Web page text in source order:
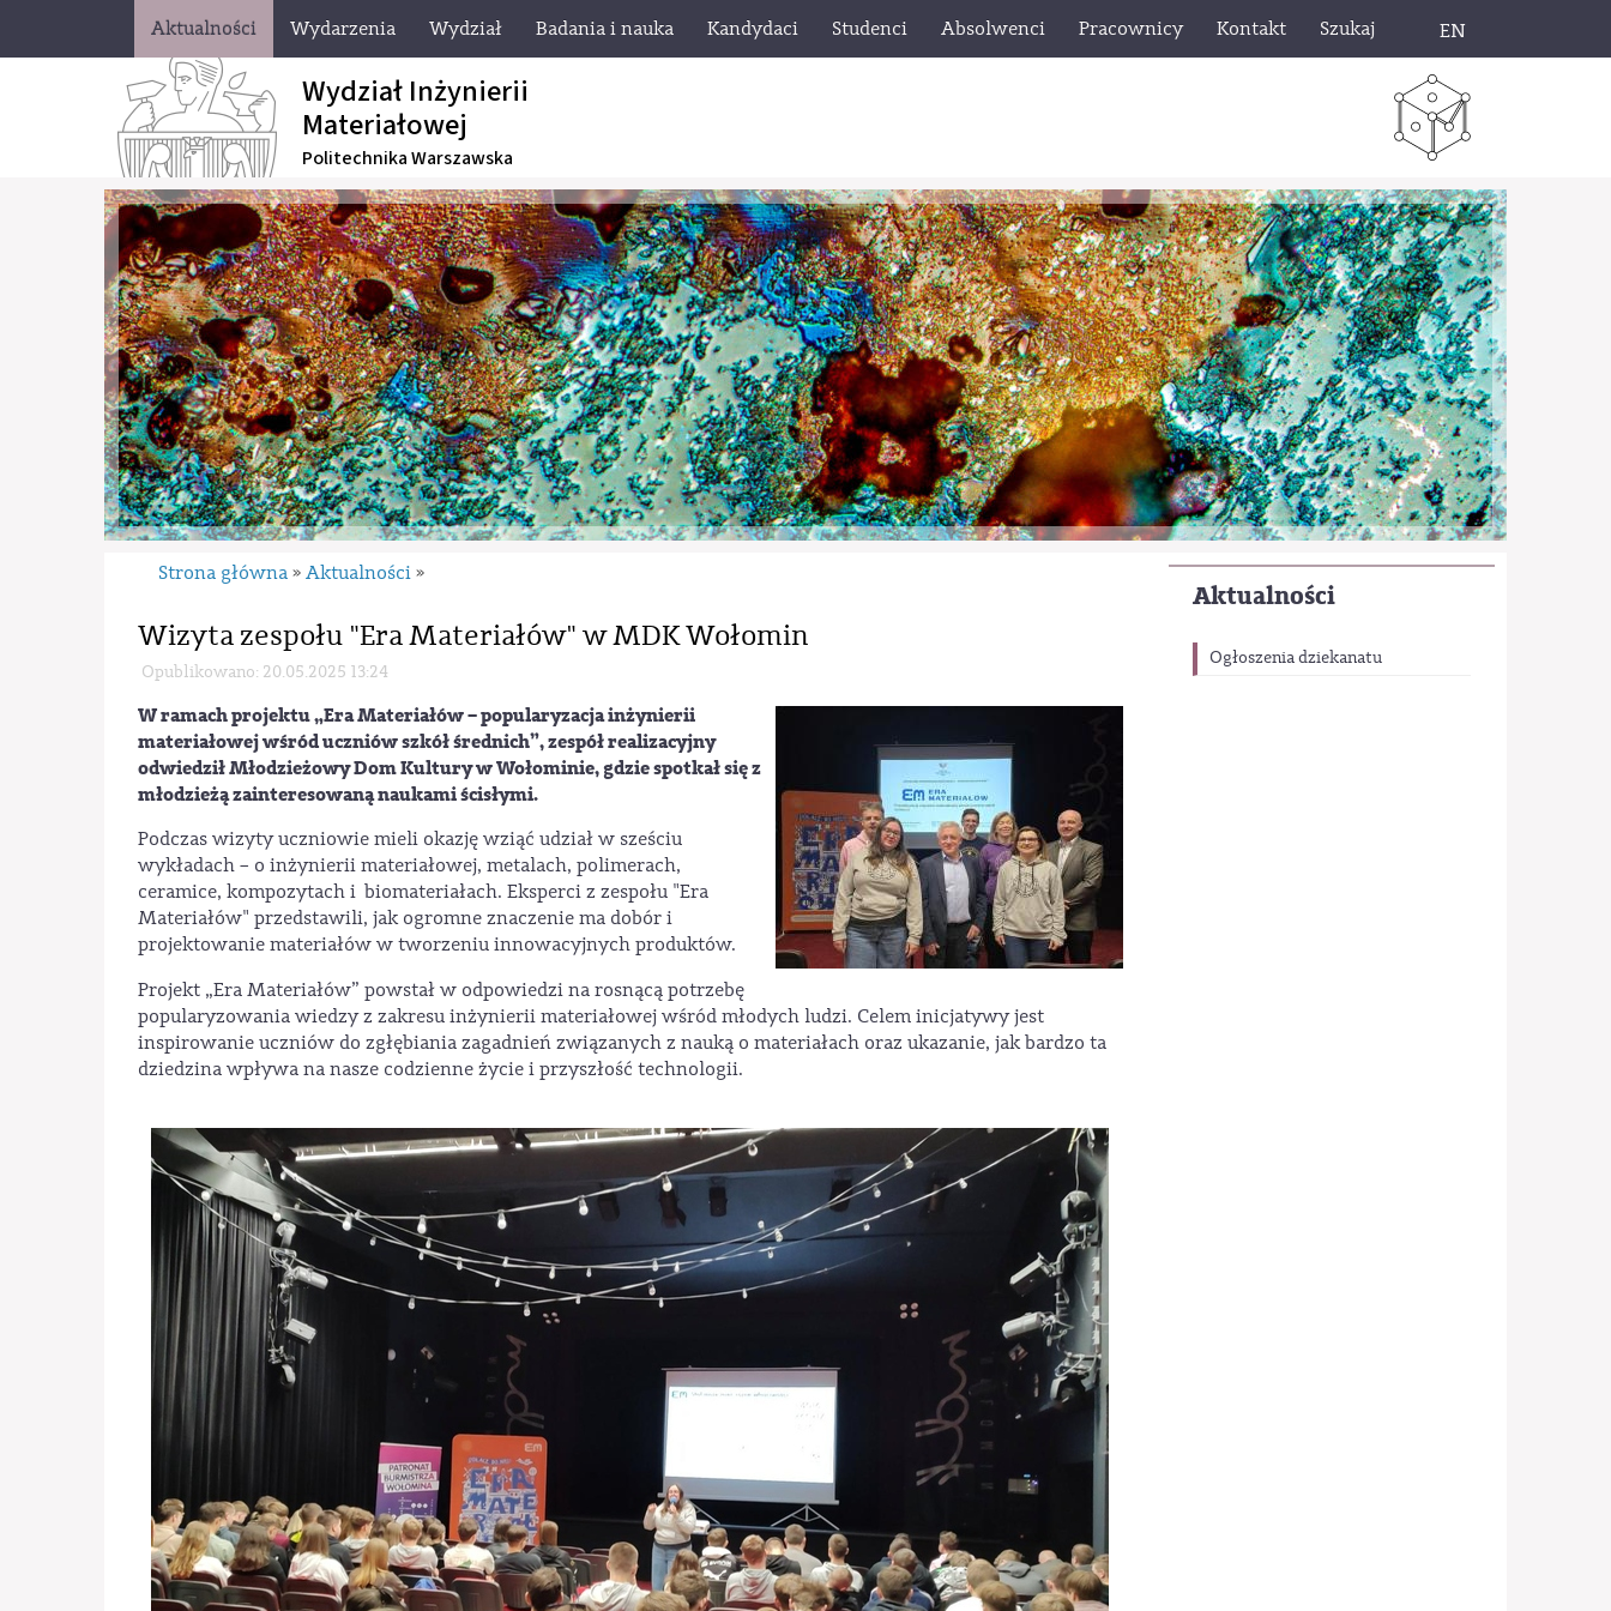
Aktualności Wydarzenia Wydział Badania i nauka Kandydaci Studenci Absolwenci Pracownicy Kontakt Szukaj EN
Wydział Inżynierii
Materiałowej
Politechnika Warszawska
Aktualności
Ogłoszenia dziekanatu
Strona główna » Aktualności »
Wizyta zespołu "Era Materiałów" w MDK Wołomin
Opublikowano: 20.05.2025 13:24
W ramach projektu „Era Materiałów – popularyzacja inżynierii
materiałowej wśród uczniów szkół średnich”, zespół realizacyjny
odwiedził Młodzieżowy Dom Kultury w Wołominie, gdzie spotkał się z
młodzieżą zainteresowaną naukami ścisłymi.
Podczas wizyty uczniowie mieli okazję wziąć udział w sześciu
wykładach – o inżynierii materiałowej, metalach, polimerach,
ceramice, kompozytach i biomateriałach. Eksperci z zespołu "Era
Materiałów" przedstawili, jak ogromne znaczenie ma dobór i
projektowanie materiałów w tworzeniu innowacyjnych produktów.
Projekt „Era Materiałów” powstał w odpowiedzi na rosnącą potrzebę
popularyzowania wiedzy z zakresu inżynierii materiałowej wśród młodych ludzi. Celem inicjatywy jest
inspirowanie uczniów do zgłębiania zagadnień związanych z nauką o materiałach oraz ukazanie, jak bardzo ta
dziedzina wpływa na nasze codzienne życie i przyszłość technologii.